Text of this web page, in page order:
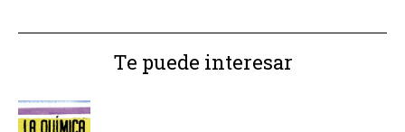
Te puede interesar